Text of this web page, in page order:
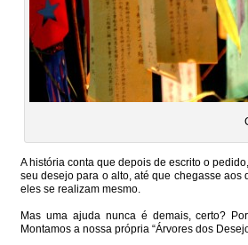
A história conta que depois de escrito o
seu desejo para o alto, até que chegasse
eles se realizam mesmo.
Mas uma ajuda nunca é demais, certo?
Montamos a nossa própria “Árvores dos